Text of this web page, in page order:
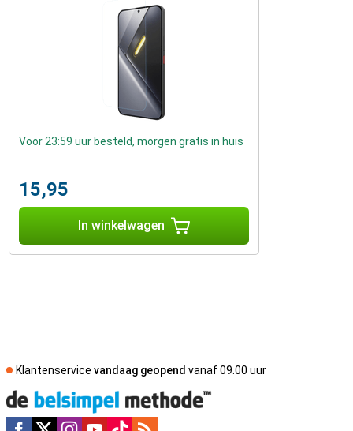
Voor 23:59 uur besteld, morgen gratis in huis
15,95
In winkelwagen
Klantenservice vandaag geopend vanaf 09.00 uur
Social media